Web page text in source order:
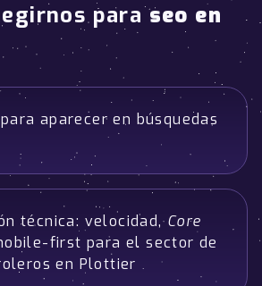
paraseo en
para aparecer en búsquedas
técnica: velocidad,Core
first para el sector de
en Plottier